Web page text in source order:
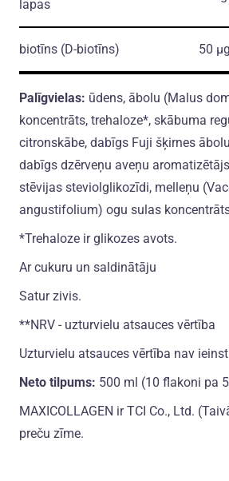
lapas
biotīns (D-biotīns) 50 µg
Palīgvielas: ūdens, ābolu (Malus
koncentrāts, trehaloze*, skābuma
citronskābe, dabīgs Fuji šķirnes
dabīgs dzērveņu aveņu
stēvijas steviolglikozīdi, melleņu
angustifolium) ogu sulas
*Trehaloze ir glikozes avots.
Ar cukuru un saldinātāju
Satur zivis.
**NRV - uzturvielu atsauces vērtība
Uzturvielu atsauces vērtība nav
Neto tilpums: 500 ml (10 flakoni pa
MAXICOLLAGEN ir TCI Co., Ltd.
preču zīme.